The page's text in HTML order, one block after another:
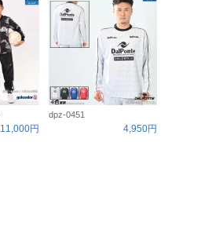
11,000円
dpz-0451
4,950円